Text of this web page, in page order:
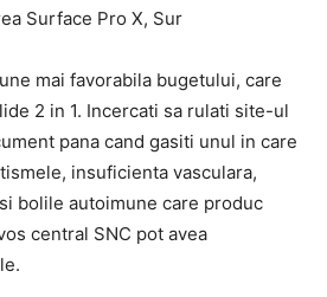
Surface Pro X, Sur
mai favorabila bugetului, care
2 in 1. Incercati sa rulati site-ul
pana cand gasiti unul in care
insuficienta vasculara,
bolile autoimune care produc
central SNC pot avea